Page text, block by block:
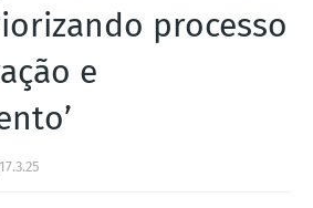
processo
e
17.3.25